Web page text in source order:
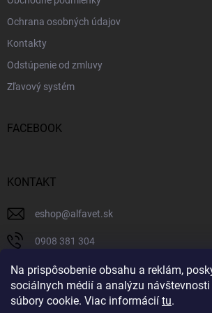
Na prispôsobenie obsahu a reklám,
sociálnych médií a analýzu
súbory cookie. Viac informácií tu.
Ochrana osobných údajov
Kontakty
Odstúpenie od zmluvy
Zľavový systém
FACEBOOK
KONTAKT
eshop@alfavet.sk
0908 381 304
0908 381 304
Facebook